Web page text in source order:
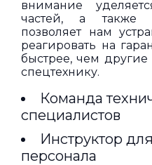
внимание
частей, а также
позволяет нам
реагировать на
быстрее, чем
спецтехнику.
Команда
специалистов
Инструктор
персонала